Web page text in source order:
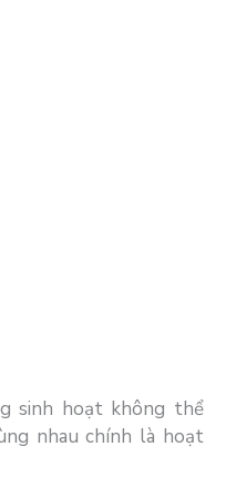
sinh hoạt không thể
nhau chính là hoạt